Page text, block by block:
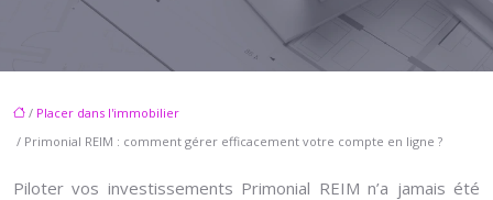
/ Placer dans l'immobilier
/ Primonial REIM : comment gérer efficacement votre compte en ligne ?
Piloter vos investissements Primonial REIM n’a jamais été